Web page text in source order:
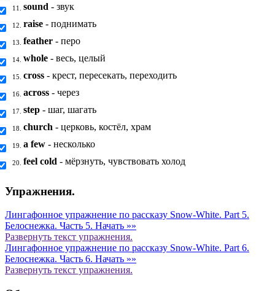
11. sound - звук
12. raise - поднимать
13. feather - перо
14. whole - весь, целый
15. cross - крест, пересекать, переходить
16. across - через
17. step - шаг, шагать
18. church - церковь, костёл, храм
19. a few - несколько
20. feel cold - мёрзнуть, чувствовать холод
Упражнения.
Лингафонное упражнение по рассказу Snow-White. Part 5.
Белоснежка. Часть 5. Начать »»
Развернуть текст упражнения.
Лингафонное упражнение по рассказу Snow-White. Part 6.
Белоснежка. Часть 6. Начать »»
Развернуть текст упражнения.